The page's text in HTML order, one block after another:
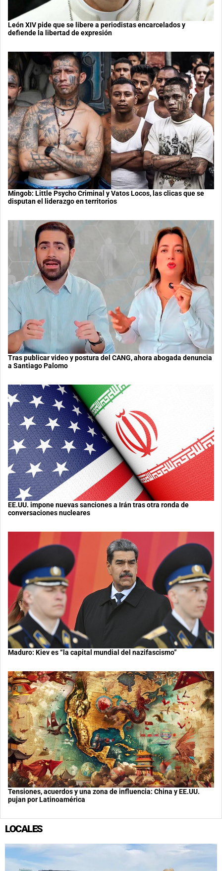
León XIV pide que se libere a periodistas encarcelados y
defiende la libertad de expresión
Mingob: Little Psycho Criminal y Vatos Locos, las clicas que se
disputan el liderazgo en territorios
Tras publicar video y postura del CANG, ahora abogada denuncia
a Santiago Palomo
EE.UU. impone nuevas sanciones a Irán tras otra ronda de
conversaciones nucleares
Maduro: Kiev es “la capital mundial del nazifascismo”
Tensiones, acuerdos y una zona de influencia: China y EE.UU.
pujan por Latinoamérica
LOCALES